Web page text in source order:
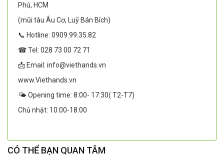
Phú, HCM
(mũi tàu Âu Cơ, Luỹ Bán Bích)
📞 Hotline: 0909.99.35.82
☎ Tel: 028 73 00 72 71
📩 Email: info@viethands.vn
www.Viethands.vn
🌤️ Opening time: 8:00- 17:30( T2-T7)
Chủ nhật: 10:00-18:00
CÓ THỂ BẠN QUAN TÂM